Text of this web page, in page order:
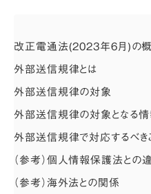
改正電通法(2023年6月)の
外部送信規律とは
外部送信規律の対象
外部送信規律の対象となる
外部送信規律で対応するべき
（参考）個人情報保護法との
（参考）海外法との関係